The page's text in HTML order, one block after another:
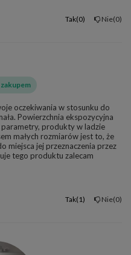
Tak 0 Nie 0
oczekiwania w stosunku do
Powierzchnia ekspozycyjna
produkty w ladzie
małych rozmiarów jest to, że
miejsca jej przeznaczenia przez
tego produktu zalecam
Tak 1 Nie 0